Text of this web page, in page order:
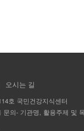
오시는 길
호 국민건강지식센터
문의- 기관명, 활용주제 및